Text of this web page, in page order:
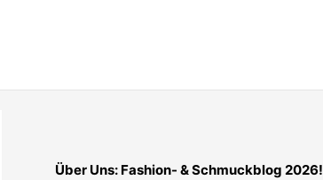
Über Uns: Fashion- & Schmuckblog 2026!